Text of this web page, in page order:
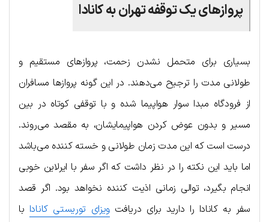
پروازهای یک توقفه تهران به کانادا
بسیاری برای متحمل نشدن زحمت، پروازهای مستقیم و
طولانی مدت را ترجیح می‌دهند. در این گونه پروازها مسافران
از فرودگاه مبدا سوار هواپیما شده و با توقفی کوتاه در بین
مسیر و بدون عوض کردن هواپیمایشان، به مقصد می‌روند.
درست است که این مدت زمان طولانی و خسته کننده می‌باشد
اما باید این نکته را در نظر داشت که اگر سفر با ایرلاین خوبی
انجام بگیرد، توالی زمانی اذیت کننده نخواهد بود. اگر قصد
سفر به کانادا را دارید برای دریافت ویزای توریستی کانادا با